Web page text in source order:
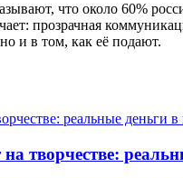
что около 60%
прозрачная
и в том, как её подают.
творчестве: